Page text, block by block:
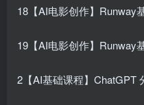
18【AI电影创作】Runway
19【AI电影创作】Runway
2【AI基础课程】ChatGPT